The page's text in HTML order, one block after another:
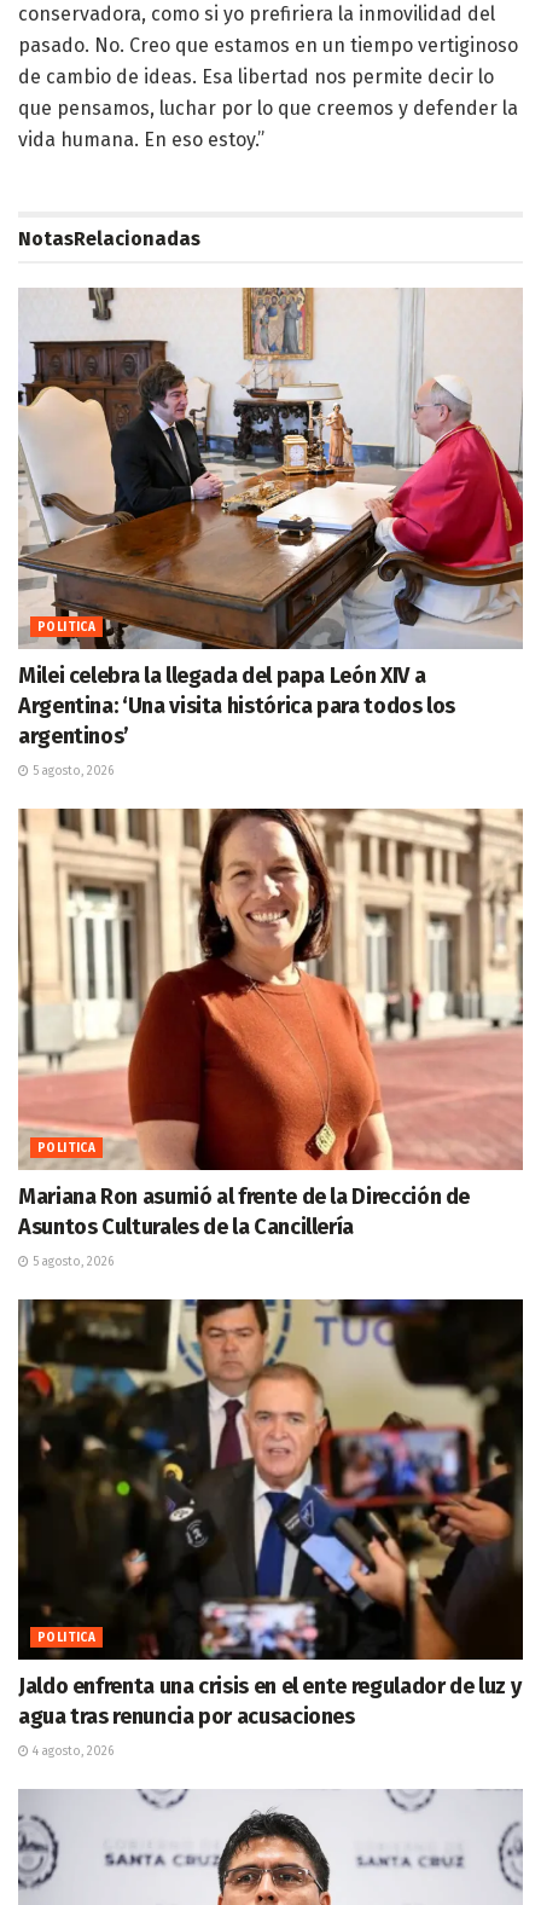
conservadora, como si yo prefiriera la inmovilidad del
pasado. No. Creo que estamos en un tiempo vertiginoso
de cambio de ideas. Esa libertad nos permite decir lo
que pensamos, luchar por lo que creemos y defender la
vida humana. En eso estoy.”
NotasRelacionadas
POLITICA
Milei celebra la llegada del papa León XIV a
Argentina: ‘Una visita histórica para todos los
argentinos’
5 agosto, 2026
POLITICA
Mariana Ron asumió al frente de la Dirección de
Asuntos Culturales de la Cancillería
5 agosto, 2026
POLITICA
Jaldo enfrenta una crisis en el ente regulador de luz y
agua tras renuncia por acusaciones
4 agosto, 2026